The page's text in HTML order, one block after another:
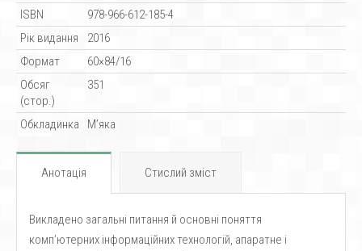
ISBN
978-966-612-185-4
Рік видання
2016
Формат
60×84/16
Обсяг
(стор.)
351
Обкладинка М’яка
Анотація Стислий зміст
Викладено загальні питання й основні поняття
комп’ютерних інформаційних технологій, апаратне і